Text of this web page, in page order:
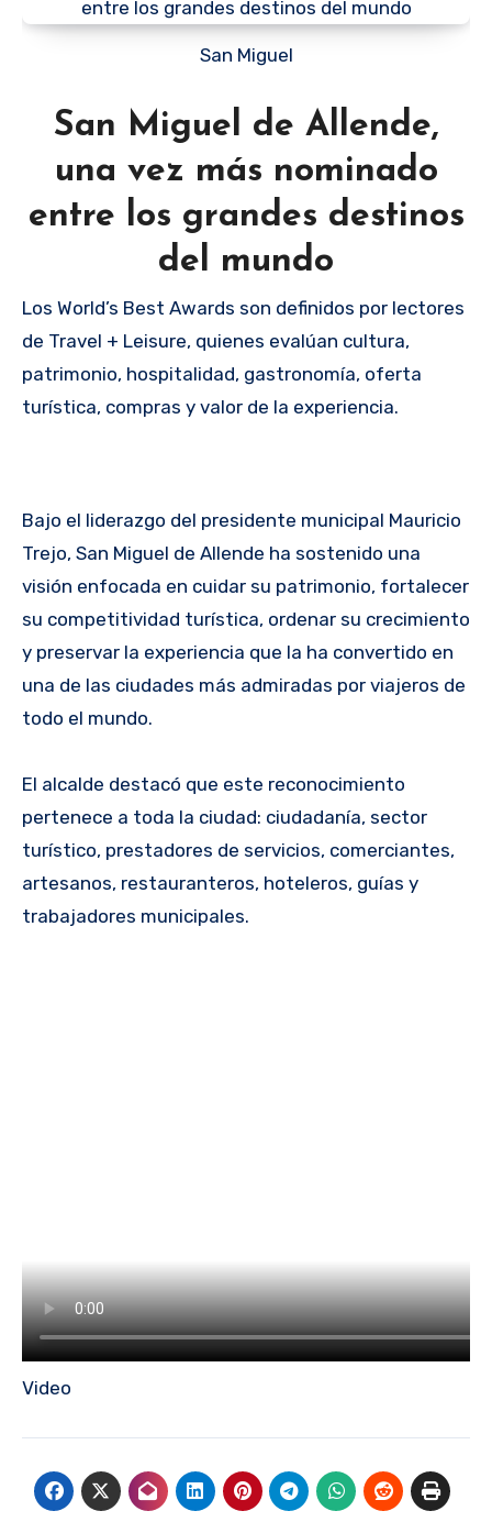
San Miguel
San Miguel de Allende,
una vez más nominado
entre los grandes destinos
del mundo
Los World’s Best Awards son definidos por lectores
de Travel + Leisure, quienes evalúan cultura,
patrimonio, hospitalidad, gastronomía, oferta
turística, compras y valor de la experiencia.
Bajo el liderazgo del presidente municipal Mauricio
Trejo, San Miguel de Allende ha sostenido una
visión enfocada en cuidar su patrimonio, fortalecer
su competitividad turística, ordenar su crecimiento
y preservar la experiencia que la ha convertido en
una de las ciudades más admiradas por viajeros de
todo el mundo.
El alcalde destacó que este reconocimiento
pertenece a toda la ciudad: ciudadanía, sector
turístico, prestadores de servicios, comerciantes,
artesanos, restauranteros, hoteleros, guías y
trabajadores municipales.
Video